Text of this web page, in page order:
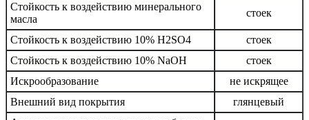
Стойкость к воздействию минерального
масла
стоек
Стойкость к воздействию 10% H2SO4
стоек
Стойкость к воздействию 10% NaOH
стоек
Искрообразование
не искрящее
Внешний вид покрытия
глянцевый